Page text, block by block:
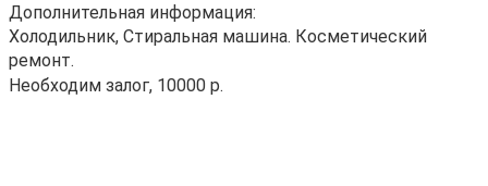
Дополнительная информация:
Холодильник, Стиральная машина. Косметический
ремонт.
Необходим залог, 10000 р.